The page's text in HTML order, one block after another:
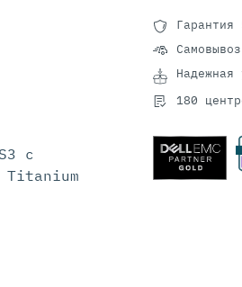
Гарантия
Надежная
180
с
Titanium